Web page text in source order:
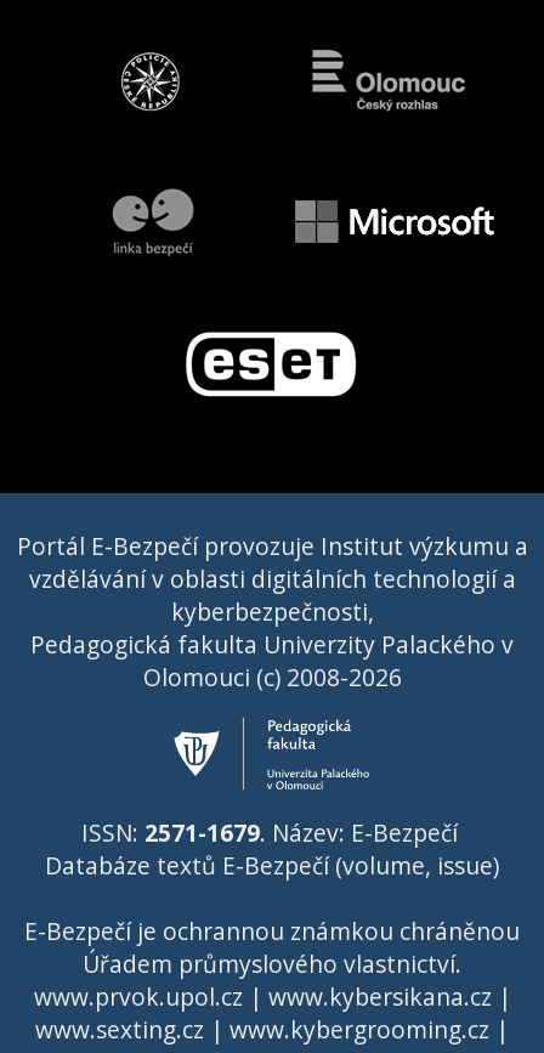
Portál E-Bezpečí provozuje Institut výzkumu a
vzdělávání v oblasti digitálních technologií a
kyberbezpečnosti,
Pedagogická fakulta Univerzity Palackého v
Olomouci (c) 2008-2026
ISSN: 2571-1679. Název: E-Bezpečí
Databáze textů E-Bezpečí (volume, issue)
E-Bezpečí je ochrannou známkou chráněnou
Úřadem průmyslového vlastnictví.
www.prvok.upol.cz | www.kybersikana.cz |
www.sexting.cz | www.kybergrooming.cz |